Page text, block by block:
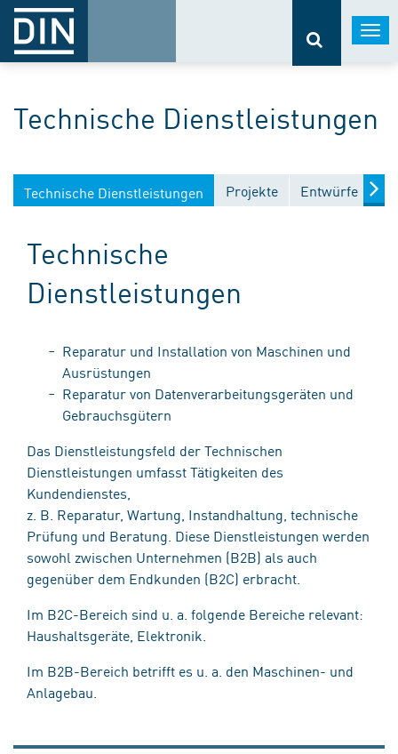
Technische Dienstleistungen
Technische Dienstleistungen Projekte Entwürfe
Technische
Dienstleistungen
Reparatur und Installation von Maschinen und
Ausrüstungen
Reparatur von Datenverarbeitungsgeräten und
Gebrauchsgütern
Das Dienstleistungsfeld der Technischen
Dienstleistungen umfasst Tätigkeiten des
Kundendienstes,
z. B. Reparatur, Wartung, Instandhaltung, technische
Prüfung und Beratung. Diese Dienstleistungen werden
sowohl zwischen Unternehmen (B2B) als auch
gegenüber dem Endkunden (B2C) erbracht.
Im B2C-Bereich sind u. a. folgende Bereiche relevant:
Haushaltsgeräte, Elektronik.
Im B2B-Bereich betrifft es u. a. den Maschinen- und
Anlagebau.